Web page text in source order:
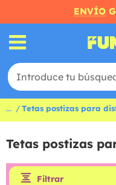
ENVÍO
... Tetas postizas para
Tetas postizas
Filtrar